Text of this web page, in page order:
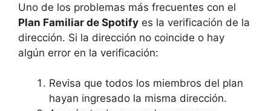
Uno de los problemas más frecuentes con el
Plan Familiar de Spotify es la verificación de la
dirección. Si la dirección no coincide o hay
algún error en la verificación:
Revisa que todos los miembros del plan
hayan ingresado la misma dirección.